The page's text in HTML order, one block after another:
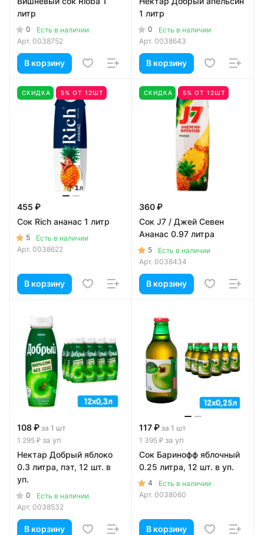
литр
0
Есть в наличии
Арт. 0038752
В корзину
1 литр
0
Есть в наличии
Арт. 0038643
В корзину
СКИДКА 5% ОТ 12ШТ
455 ₽
Сок Rich ананас 1 литр
5
Есть в наличии
Арт. 0038622
В корзину
СКИДКА 5% ОТ 12ШТ
360 ₽
Сок J7 / Джей Севен
Ананас 0.97 литра
5
Есть в наличии
Арт. 0038434
В корзину
108 ₽ за 1 шт
1 295 ₽ за уп
Нектар Добрый яблоко
0.3 литра, пэт, 12 шт. в
уп.
0
Есть в наличии
Арт. 0038532
В корзину
117 ₽ за 1 шт
1 395 ₽ за уп
Сок Баринофф яблочный
0.25 литра, 12 шт. в уп.
4
Есть в наличии
Арт. 0038060
В корзину